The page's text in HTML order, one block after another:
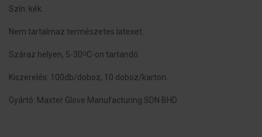
Szín: kék.
Nem tartalmaz természetes latexet.
Száraz helyen, 5-30ᴼC-on tartandó.
Kiszerelés: 100db/doboz, 10 doboz/karton.
Gyártó: Maxter Glove Manufacturing SDN BHD